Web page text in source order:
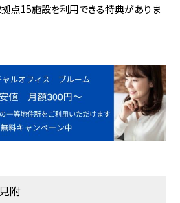
点15施設を利用できる特典がありま
附